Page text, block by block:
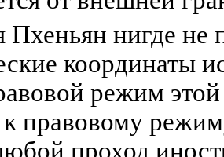
Пхеньян нигде не
координаты
режим
правовому
проход